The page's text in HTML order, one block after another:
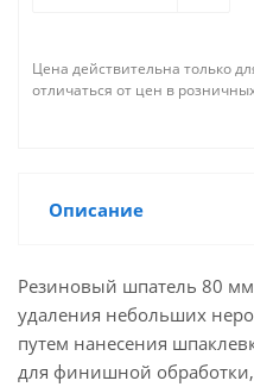
Цена действительна только
отличаться от цен в
Описание
Резиновый шпатель 80
удаления небольших
путем нанесения
для финишной обработки,